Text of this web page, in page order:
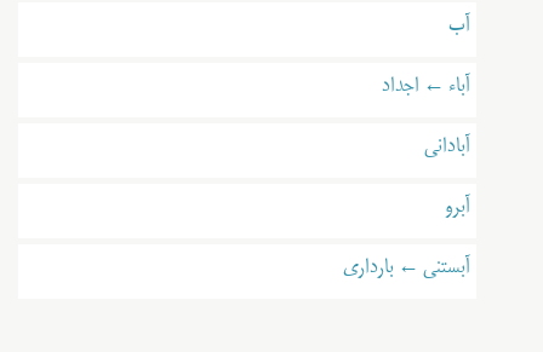
آب
آباء ← اجداد
آبادانی
آبرو
آبستنی ← بارداری